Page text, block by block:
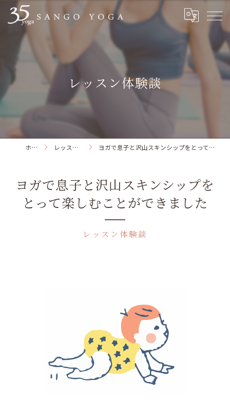
レッスン体験談
ホーム レッスン体験談 ヨガで息子と沢山スキンシップをとって楽しむことができました
レッスン体験談
ヨガで息子と沢山スキンシップを
とって楽しむことができました